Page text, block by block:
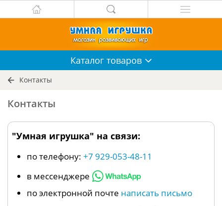
Каталог товаров
Контакты
Контакты
"Умная игрушка" на связи:
по телефону: +7 929-053-48-11
в мессенджере
по электронной почте написать письмо